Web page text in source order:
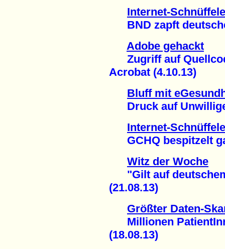
Internet-
BND zapft
Adobe gehackt
Zugriff auf
Acrobat (4.10.13)
Bluff mit
Druck auf Unwillige
Internet-
GCHQ bespitzelt
Witz der Woche
"Gilt auf
(21.08.13)
Größter Daten-
Millionen
(18.08.13)